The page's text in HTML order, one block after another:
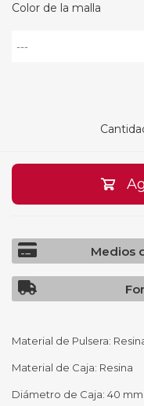
Color de la malla
Medios
Material de Pulsera:
Material de Caja: Resina
Diámetro de Caja: 40 mm